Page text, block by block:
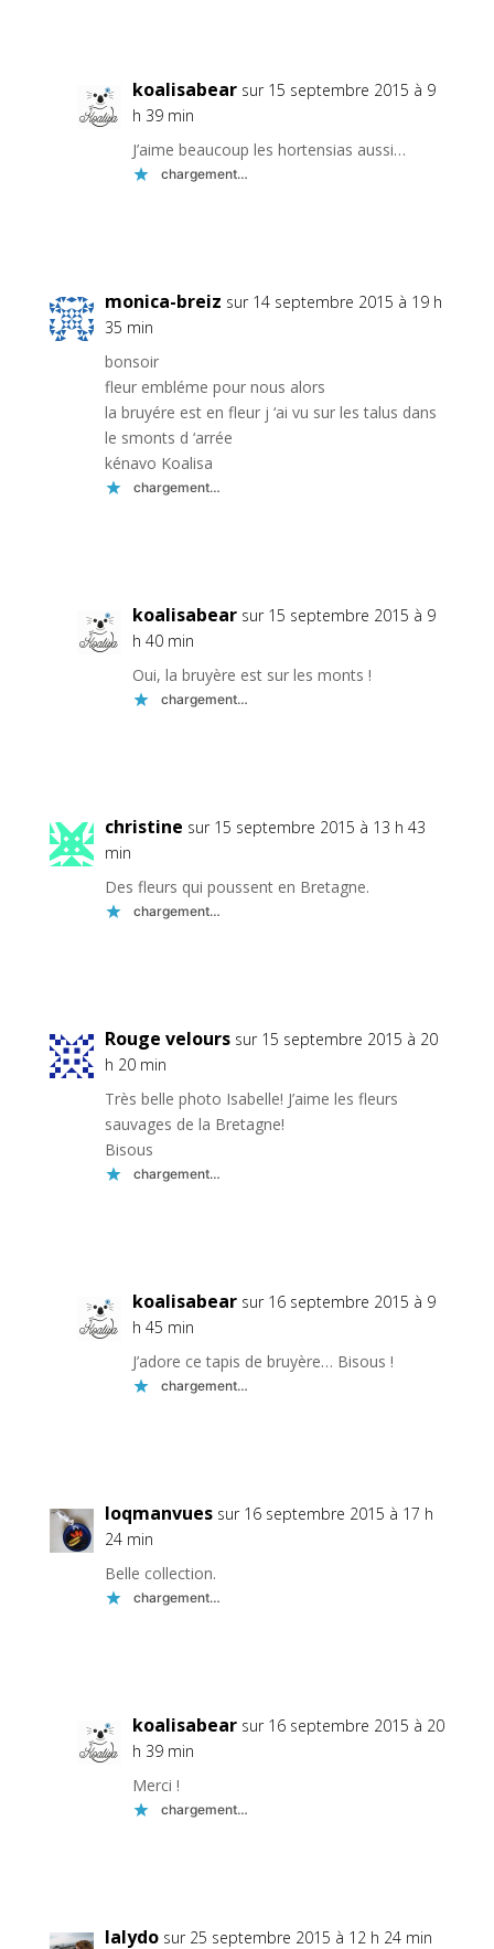
koalisabear sur 15 septembre 2015 à 9
h 39 min
J’aime beaucoup les hortensias aussi…
chargement…
monica-breiz sur 14 septembre 2015 à 19 h
35 min
bonsoir
fleur embléme pour nous alors
la bruyére est en fleur j ‘ai vu sur les talus dans
le smonts d ‘arrée
kénavo Koalisa
chargement…
koalisabear sur 15 septembre 2015 à 9
h 40 min
Oui, la bruyère est sur les monts !
chargement…
christine sur 15 septembre 2015 à 13 h 43
min
Des fleurs qui poussent en Bretagne.
chargement…
Rouge velours sur 15 septembre 2015 à 20
h 20 min
Très belle photo Isabelle! J’aime les fleurs
sauvages de la Bretagne!
Bisous
chargement…
koalisabear sur 16 septembre 2015 à 9
h 45 min
J’adore ce tapis de bruyère… Bisous !
chargement…
loqmanvues sur 16 septembre 2015 à 17 h
24 min
Belle collection.
chargement…
koalisabear sur 16 septembre 2015 à 20
h 39 min
Merci !
chargement…
lalydo sur 25 septembre 2015 à 12 h 24 min